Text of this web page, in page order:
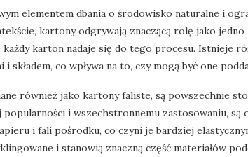
elementem dbania o środowisko naturalne i
kartony odgrywają znaczącą rolę jako
każdy karton nadaje się do tego procesu. Istnieje
i składem, co wpływa na to, czy mogą być one
również jako kartony faliste, są powszechnie
i wszechstronnemu zastosowaniu, są
i fali pośrodku, co czyni je bardziej
i stanowią znaczną część materiałów